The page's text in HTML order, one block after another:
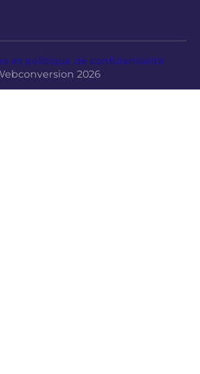
et politique de confidentialité
2026